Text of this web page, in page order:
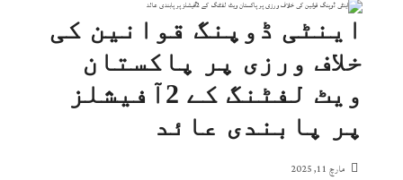
اینٹی ڈوپنگ قوانین کی
خلاف ورزی پر پاکستان
ویٹ لفٹنگ کے 2آفیشلز
پر پابندی عائد
مارچ 11, 2025